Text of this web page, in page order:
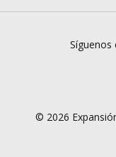
Síguenos
© 2026